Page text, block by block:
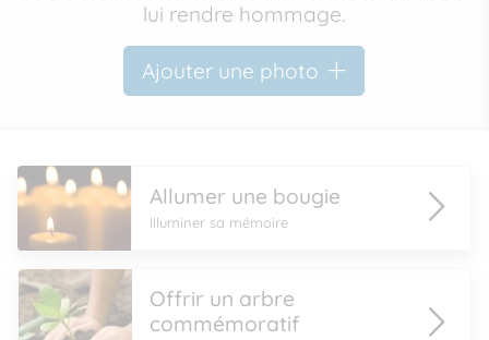
lui rendre hommage.
Ajouter une photo
Allumer une bougie
Illuminer sa mémoire
Offrir un arbre
commémoratif